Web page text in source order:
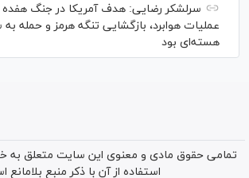
سرلشکر رضایی: هدف آمریکا در جنگ هفده
عملیات هوابرد، بازگشایی تنگه هرمز و حمله
هسته‌ای بود
تمامی حقوق مادی و معنوی این سایت متعلق به
استفاده از آن با ذکر منبع